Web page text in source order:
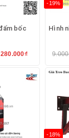
bốc
280.000₫
-19%
Hình
-18%